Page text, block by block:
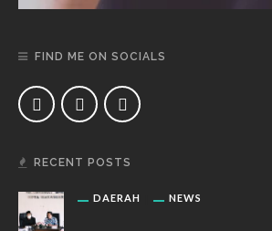
FIND ME ON SOCIALS
RECENT POSTS
DAERAH NEWS